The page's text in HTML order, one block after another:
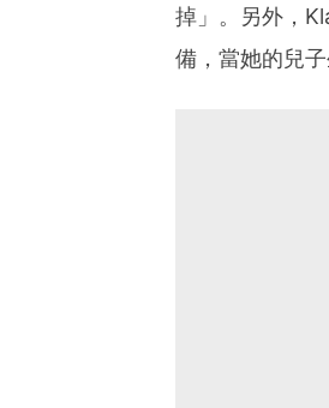
掉」。另外，
備，當她的兒子